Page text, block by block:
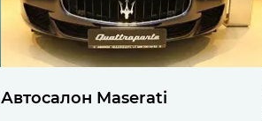
Автосалон Maserati